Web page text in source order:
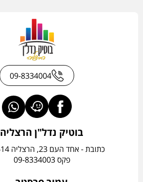
09-8334004
בוטיק נדל"ן הרצליה
כתובת - אחד העם 23, הרצליה 4638514
פקס 09-8334003